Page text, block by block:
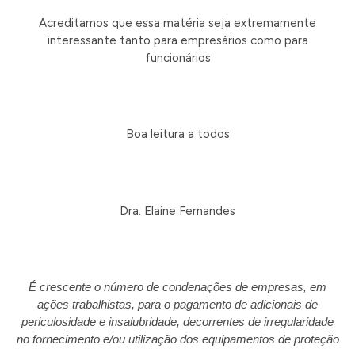
Acreditamos que essa matéria seja extremamente
interessante tanto para empresários como para
funcionários
Boa leitura a todos
Dra. Elaine Fernandes
É crescente o número de condenações de empresas, em
ações trabalhistas, para o pagamento de adicionais de
periculosidade e insalubridade, decorrentes de irregularidade
no fornecimento e/ou utilização dos equipamentos de proteção